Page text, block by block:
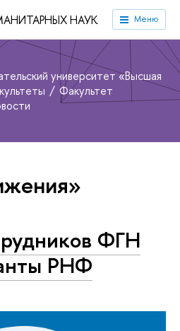
НАУК Меню
университет «Высшая
Факультет
ФГН
РНФ